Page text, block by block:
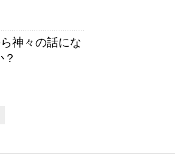
神々の話にな